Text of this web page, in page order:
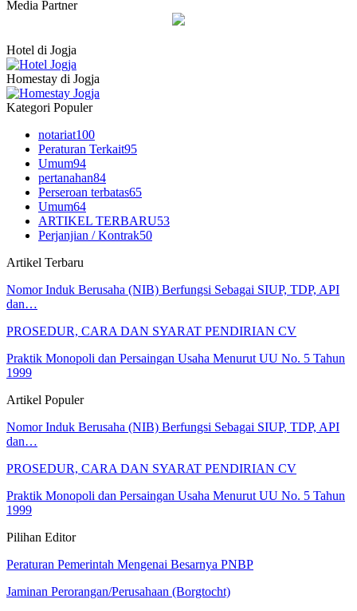
Media Partner
Hotel di Jogja
Homestay di Jogja
Kategori Populer
notariat100
Peraturan Terkait95
Umum94
pertanahan84
Perseroan terbatas65
Umum64
ARTIKEL TERBARU53
Perjanjian / Kontrak50
Artikel Terbaru
Nomor Induk Berusaha (NIB) Berfungsi Sebagai SIUP, TDP, API
dan…
PROSEDUR, CARA DAN SYARAT PENDIRIAN CV
Praktik Monopoli dan Persaingan Usaha Menurut UU No. 5 Tahun
1999
Artikel Populer
Nomor Induk Berusaha (NIB) Berfungsi Sebagai SIUP, TDP, API
dan…
PROSEDUR, CARA DAN SYARAT PENDIRIAN CV
Praktik Monopoli dan Persaingan Usaha Menurut UU No. 5 Tahun
1999
Pilihan Editor
Peraturan Pemerintah Mengenai Besarnya PNBP
Jaminan Perorangan/Perusahaan (Borgtocht)